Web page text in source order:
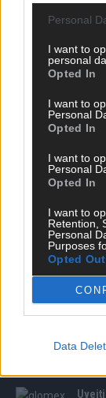
Personal
I want to
personal
Opted In
I want to
Personal
Opted In
I want to
Personal
Opted In
I want to
Retention,
Personal
Purposes
Opted Out
Data
MEDIATHEK